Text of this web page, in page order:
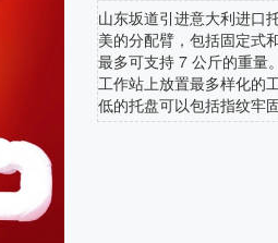
山东坂道引进意大利进口
美的分配臂，包括固定式
最多可支持 7 公斤的重量
工作站上放置最多样化的
低的托盘可以包括指纹牢